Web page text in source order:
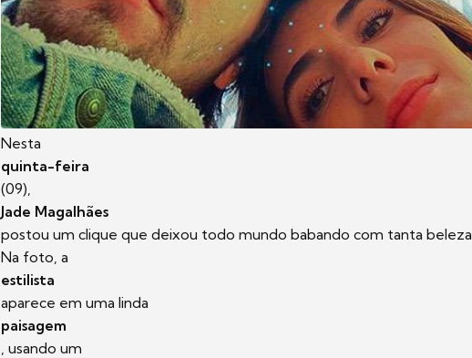
Nesta
quinta-feira
(09),
Jade Magalhães
postou um clique que deixou todo mundo babando com tanta beleza.
Na foto, a
estilista
aparece em uma linda
paisagem
, usando um